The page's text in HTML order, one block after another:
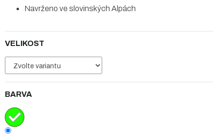
VELIKOST
BARVA
Navrženo ve slovinských Alpách